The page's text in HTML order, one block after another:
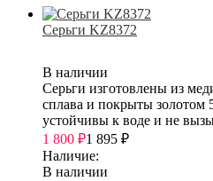
Серьги KZ8372
В наличии
Серьги изготовлены из
сплава и покрыты золотом
устойчивы к воде и не
1 800 ₽1 895 ₽
Наличие:
В наличии